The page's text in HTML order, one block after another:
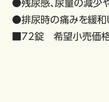
●残尿感、尿量の減少
●排尿時の痛みを緩和
■72錠 希望小売価格